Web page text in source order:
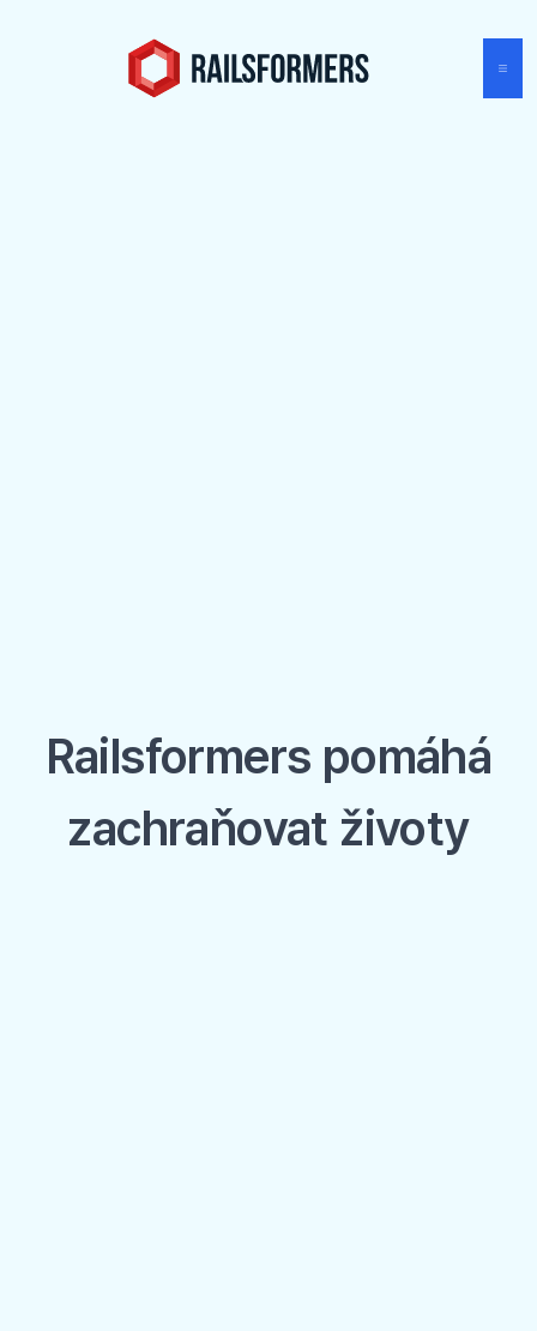
Railsformers pomáhá
zachraňovat životy